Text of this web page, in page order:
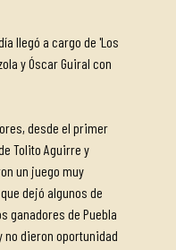
llegó a cargo de 'Los
y Óscar Guiral con
desde el primer
Tolito Aguirre y
un juego muy
dejó algunos de
ganadores de Puebla
no dieron oportunidad